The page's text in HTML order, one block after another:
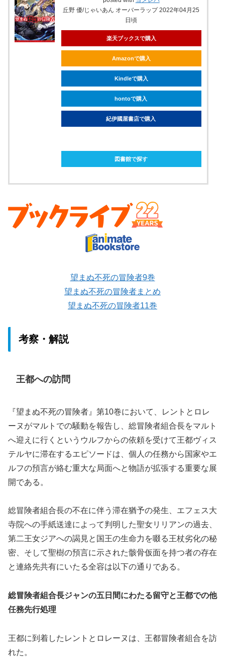
丘野 優/じゃいあん オーバーラップ 2022年04月25
日頃
楽天ブックスで購入
Amazonで購入
Kindleで購入
hontoで購入
紀伊國屋書店で購入
図書館で探す
望まぬ不死の冒険者9巻
望まぬ不死の冒険者まとめ
望まぬ不死の冒険者11巻
考察・解説
王都への訪問
『望まぬ不死の冒険者』第10巻において、レントとロレ
ーヌがマルトでの騒動を報告し、総冒険者組合長をマルト
へ迎えに行くというウルフからの依頼を受けて王都ヴィス
テルヤに滞在するエピソードは、個人の任務から国家やエ
ルフの預言が絡む重大な局面へと物語が拡張する重要な展
開である。
総冒険者組合長の不在に伴う滞在猶予の発生、エフェス大
寺院への手紙送達によって判明した聖女リリアンの過去、
第二王女ジアへの謁見と国王の生命力を啜る王杖劣化の秘
密、そして聖樹の預言に示された骸骨仮面を持つ者の存在
と連絡先共有にいたる全容は以下の通りである。
総冒険者組合長ジャンの五日間にわたる留守と王都での他
任務先行処理
王都に到着したレントとロレーヌは、王都冒険者組合を訪
れた。